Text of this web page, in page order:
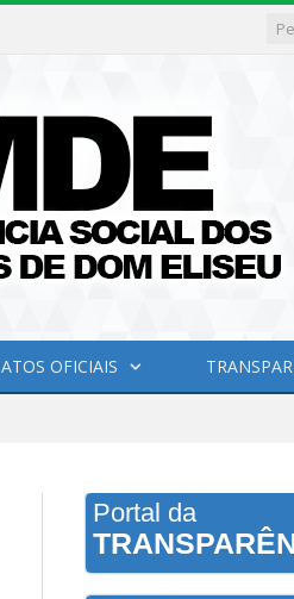
ATOS OFICIAIS
Portal da